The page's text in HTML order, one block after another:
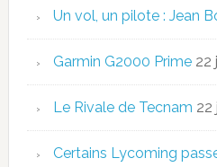
Un vol, un pilote : Jean
Garmin G2000 Prime 22
Le Rivale de Tecnam 22
Certains Lycoming